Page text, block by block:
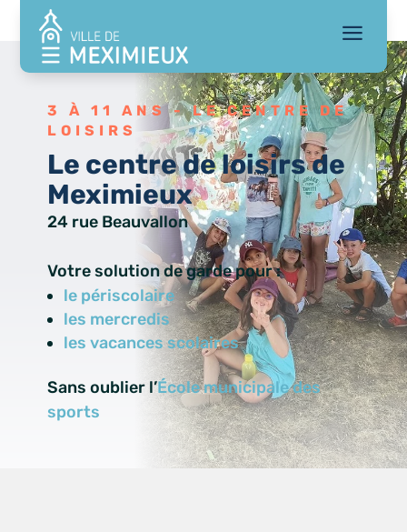
a
3 À 11 ANS - LE CENTRE DE
LOISIRS
Le centre de loisirs de
Meximieux
24 rue Beauvallon
Votre solution de garde pour :
le périscolaire
les mercredis
les vacances scolaires
Sans oublier l’École municipale des
sports